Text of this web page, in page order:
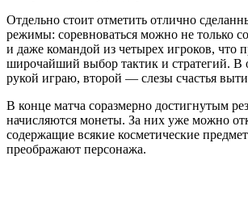
Отдельно стоит отметить отлично
режимы: соревноваться можно не только
и даже командой из четырех игроков, что
широчайший выбор тактик и стратегий. В
рукой играю, второй — слезы счастья
В конце матча соразмерно достигнутым
начисляются монеты. За них уже можно
содержащие всякие косметические
преображают персонажа.